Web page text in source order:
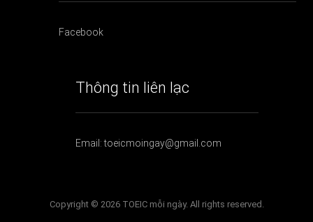
Facebook
Thông tin liên lạc
Email: toeicmoingay@gmail.com
Copyright © 2026 TOEIC mỗi ngày. All rights reserved.